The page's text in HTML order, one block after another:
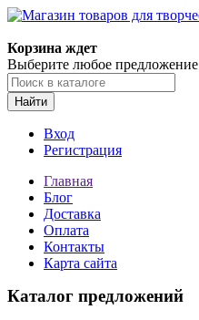
Корзина ждет
Выберите любое предложение
Найти
Вход
Регистрация
Главная
Блог
Доставка
Оплата
Контакты
Карта сайта
Каталог предложений